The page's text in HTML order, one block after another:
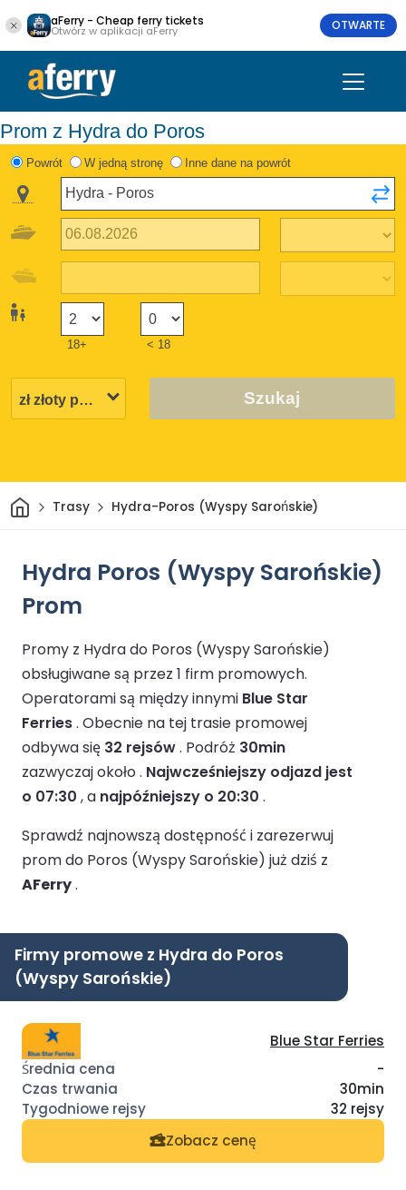
aFerry - Cheap ferry tickets
Otwórz w aplikacji aFerry OTWARTE
Prom z Hydra do Poros
Powrót W jedną stronę Inne dane na powrót
18+ < 18
Szukaj
DomTrasy Hydra-Poros (Wyspy Sarońskie)
Hydra Poros (Wyspy Sarońskie)
Prom
Promy z Hydra do Poros (Wyspy Sarońskie)
obsługiwane są przez 1 firm promowych.
Operatorami są między innymi Blue Star
Ferries. Obecnie na tej trasie promowej
odbywa się 32 rejsów. Podróż 30min
zazwyczaj około . Najwcześniejszy odjazd jest
o 07:30 , a najpóźniejszy o 20:30 .
Sprawdź najnowszą dostępność i zarezerwuj
prom do Poros (Wyspy Sarońskie) już dziś z
AFerry.
Firmy promowe z Hydra do Poros
(Wyspy Sarońskie)
Blue Star Ferries
-
30min
32 rejsy
Zobacz cenę